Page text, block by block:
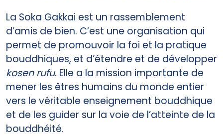
La Soka Gakkai est un rassemblement
d’amis de bien. C’est une organisation qui
permet de promouvoir la foi et la pratique
bouddhiques, et d’étendre et de développer
kosen rufu. Elle a la mission importante de
mener les êtres humains du monde entier
vers le véritable enseignement bouddhique
et de les guider sur la voie de l’atteinte de la
bouddhéité.